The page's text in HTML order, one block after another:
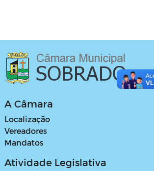
A Câmara
Localização
Vereadores
Mandatos
Atividade Legislativa